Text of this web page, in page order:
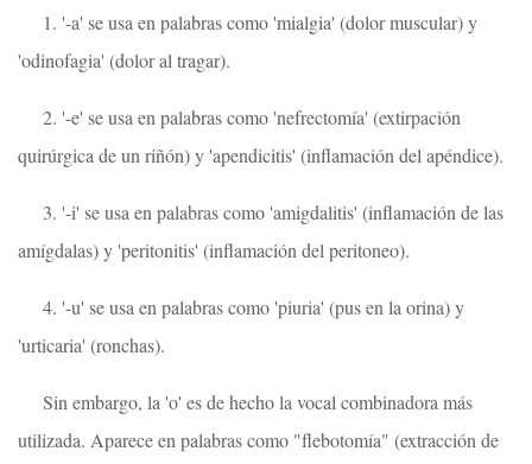
1. '-a' se usa en palabras como 'mialgia' (dolor muscular) y
'odinofagia' (dolor al tragar).
2. '-e' se usa en palabras como 'nefrectomía' (extirpación
quirúrgica de un riñón) y 'apendicitis' (inflamación del apéndice).
3. '-i' se usa en palabras como 'amigdalitis' (inflamación de las
amígdalas) y 'peritonitis' (inflamación del peritoneo).
4. '-u' se usa en palabras como 'piuria' (pus en la orina) y
'urticaria' (ronchas).
Sin embargo, la 'o' es de hecho la vocal combinadora más
utilizada. Aparece en palabras como "flebotomía" (extracción de